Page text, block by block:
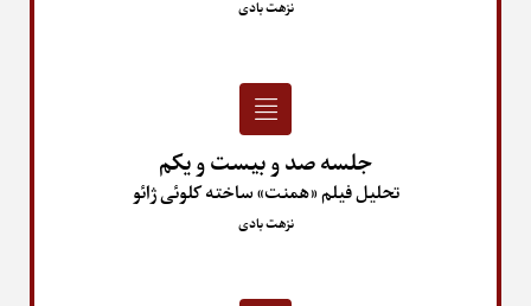
نزهت بادی
جلسه صد و بیست و یکم
تحلیل فیلم «همنت» ساخته کلوئی ژائو
نزهت بادی